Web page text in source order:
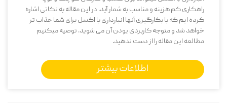
راهکاری کم هزینه و مناسب به شمار آید. در این مقاله به نکاتی اشاره
کرده ایم که با بکارگیری آنها انبارداری با اکسل برای شما جذاب تر
خواهد شد و متوجه کاربردی یودن آن می شوید. توصیه میکنیم
مطالعه این مقاله را از دست ندهید.
اطلاعات بیشتر